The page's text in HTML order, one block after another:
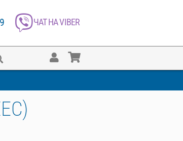
ЧАТ НА VIBER